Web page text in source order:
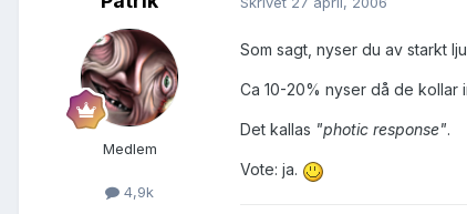
Medlem
4,9k
Som sagt, nyser du av starkt
Ca 10-20% nyser då de kollar
Det kallas "photic response".
Vote: ja.